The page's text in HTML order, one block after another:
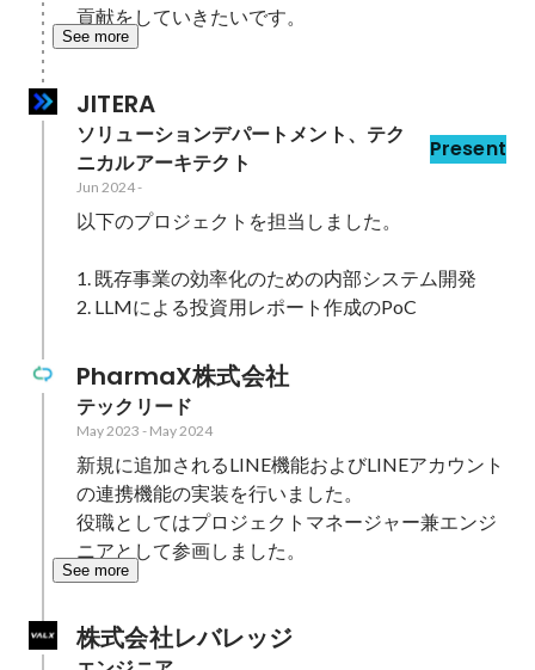
貢献をしていきたいです。
See more
JITERA
ソリューションデパートメント、テク
ニカルアーキテクト
Present
Jun 2024-
以下のプロジェクトを担当しました。
1. 既存事業の効率化のための内部システム開発
2. LLMによる投資用レポート作成のPoC
PharmaX株式会社
テックリード
May 2023 - May 2024
新規に追加されるLINE機能およびLINEアカウント
の連携機能の実装を行いました。
役職としてはプロジェクトマネージャー兼エンジ
ニアとして参画しました。
See more
株式会社レバレッジ